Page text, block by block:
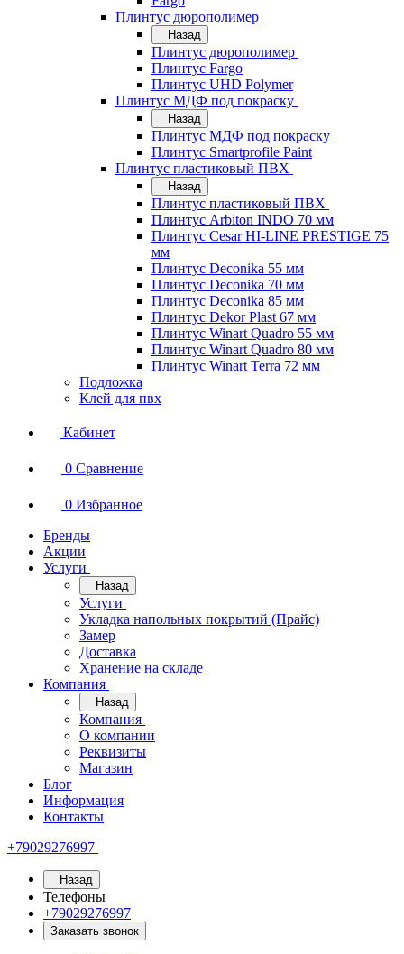
Плинтус дюрополимер
Назад
Плинтус дюрополимер
Плинтус Fargo
Плинтус UHD Polymer
Плинтус МДФ под покраску
Назад
Плинтус МДФ под покраску
Плинтус Smartprofile Paint
Плинтус пластиковый ПВХ
Назад
Плинтус пластиковый ПВХ
Плинтус Arbiton INDO 70 мм
Плинтус Cesar HI-LINE PRESTIGE 75
мм
Плинтус Deconika 55 мм
Плинтус Deconika 70 мм
Плинтус Deconika 85 мм
Плинтус Dekor Plast 67 мм
Плинтус Winart Quadro 55 мм
Плинтус Winart Quadro 80 мм
Плинтус Winart Terra 72 мм
Подложка
Клей для пвх
Кабинет
0 Сравнение
0 Избранное
Бренды
Акции
Услуги
Назад
Услуги
Укладка напольных покрытий (Прайс)
Замер
Доставка
Хранение на складе
Компания
Назад
Компания
О компании
Реквизиты
Магазин
Блог
Информация
Контакты
+79029276997
Назад
Телефоны
+79029276997
Заказать звонок